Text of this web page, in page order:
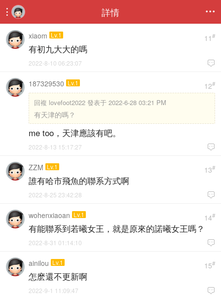
 詳情 
11#
xiaom Lv.1
有初九大大的嗎

2022-8-10 06:23:07
12#
187329530 Lv.1
回複 lovefoot2022 發表于 2022-6-28 03:21 PM
有天津的嗎？
me too，天津應該有吧。

2022-8-13 15:17:27
13#
ZZM Lv.1
誰有哈市飛魚的聯系方式啊

2022-8-25 23:42:28
14#
wohenxiaoan Lv.1
有能聯系到若曦女王，就是原來的諾曦女王嗎？

2022-8-31 01:14:10
15#
ainilou Lv.1
怎麽還不更新啊

2022-9-1 11:09:47